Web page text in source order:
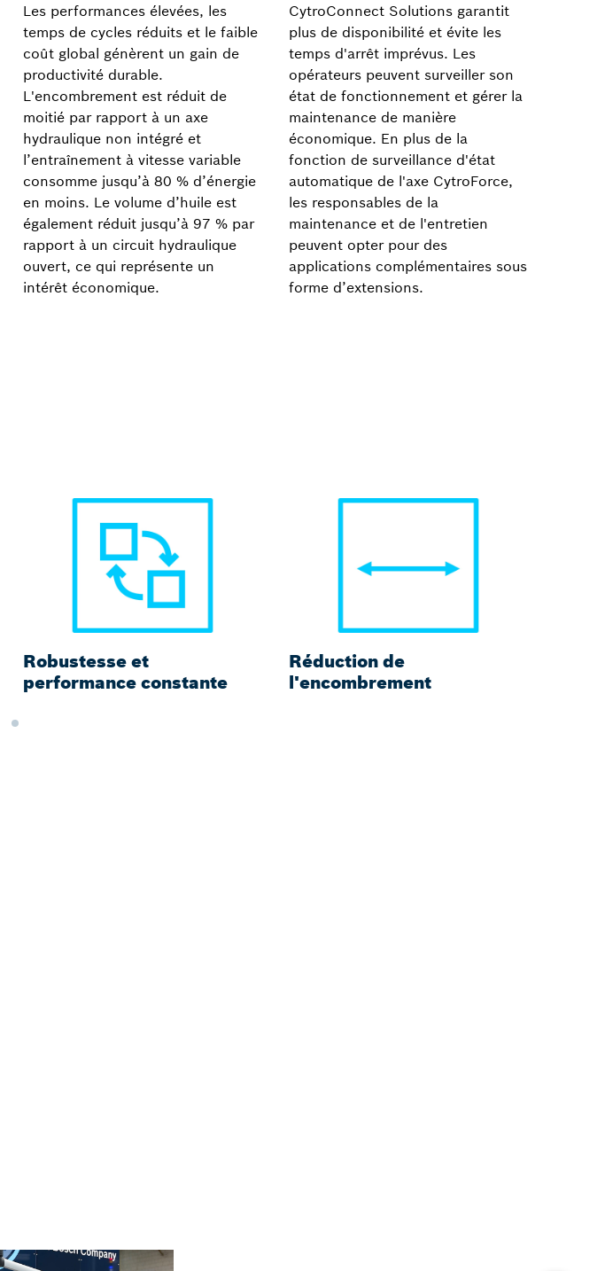
Les performances élevées, les
temps de cycles réduits et le faible
coût global génèrent un gain de
productivité durable.
L'encombrement est réduit de
moitié par rapport à un axe
hydraulique non intégré et
l’entraînement à vitesse variable
consomme jusqu’à 80 % d’énergie
en moins. Le volume d’huile est
également réduit jusqu’à 97 % par
rapport à un circuit hydraulique
ouvert, ce qui représente un
intérêt économique.
CytroConnect Solutions garantit
plus de disponibilité et évite les
temps d'arrêt imprévus. Les
opérateurs peuvent surveiller son
état de fonctionnement et gérer la
maintenance de manière
économique. En plus de la
fonction de surveillance d'état
automatique de l'axe CytroForce,
les responsables de la
maintenance et de l'entretien
peuvent opter pour des
applications complémentaires sous
forme d’extensions.
Robustesse et
performance constante
Réduction de
l'encombrement